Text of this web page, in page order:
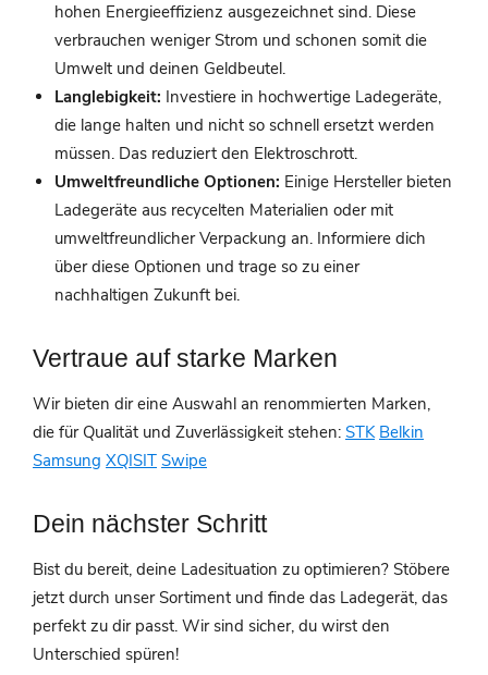
hohen Energieeffizienz ausgezeichnet sind. Diese
verbrauchen weniger Strom und schonen somit die
Umwelt und deinen Geldbeutel.
Langlebigkeit: Investiere in hochwertige Ladegeräte,
die lange halten und nicht so schnell ersetzt werden
müssen. Das reduziert den Elektroschrott.
Umweltfreundliche Optionen: Einige Hersteller bieten
Ladegeräte aus recycelten Materialien oder mit
umweltfreundlicher Verpackung an. Informiere dich
über diese Optionen und trage so zu einer
nachhaltigen Zukunft bei.
Vertraue auf starke Marken
Wir bieten dir eine Auswahl an renommierten Marken,
die für Qualität und Zuverlässigkeit stehen: STK Belkin
Samsung XQISIT Swipe
Dein nächster Schritt
Bist du bereit, deine Ladesituation zu optimieren? Stöbere
jetzt durch unser Sortiment und finde das Ladegerät, das
perfekt zu dir passt. Wir sind sicher, du wirst den
Unterschied spüren!